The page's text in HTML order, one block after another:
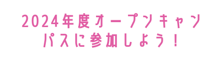
2024年度オープンキャン
パスに参加しよう！